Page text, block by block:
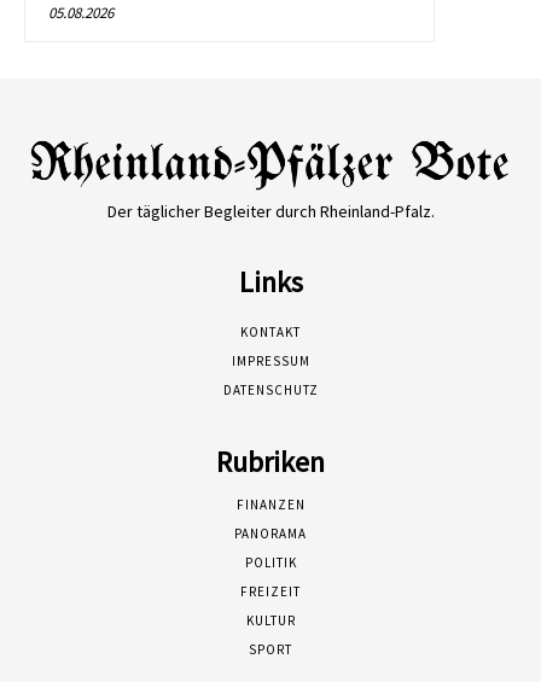
05.08.2026
Der täglicher Begleiter durch Rheinland-Pfalz.
Links
KONTAKT
IMPRESSUM
DATENSCHUTZ
Rubriken
FINANZEN
PANORAMA
POLITIK
FREIZEIT
KULTUR
SPORT